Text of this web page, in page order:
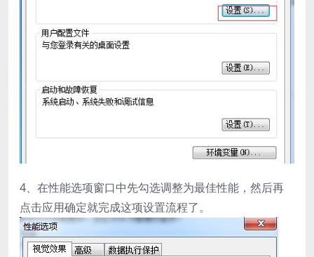
4、在性能选项窗口中先勾选调整为最佳性能，然后再
点击应用确定就完成这项设置流程了。